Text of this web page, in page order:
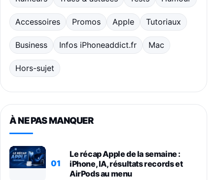
Accessoires Promos Apple Tutoriaux
Business Infos iPhoneaddict.fr Mac
Hors-sujet
À NE PAS MANQUER
01
Le récap Apple de la semaine :
iPhone, IA, résultats records et
AirPods au menu